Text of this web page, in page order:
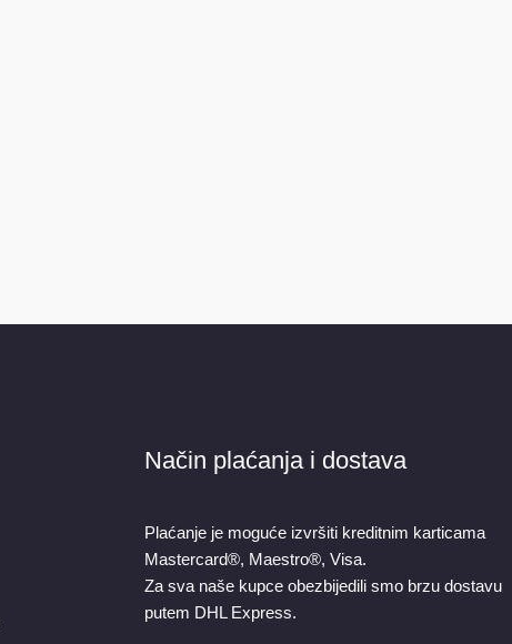
Način plaćanja i dostava
Plaćanje je moguće izvršiti kreditnim karticama
Mastercard®, Maestro®, Visa.
Za sva naše kupce obezbijedili smo brzu dostavu
putem DHL Express.